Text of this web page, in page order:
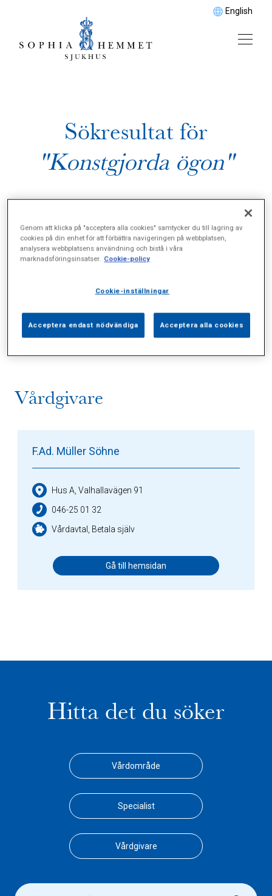
English
Sökresultat för
"Konstgjorda ögon"
Sidor (0) Press (0) Sophianytt (0)
Vårdgivare
F.Ad. Müller Söhne
Hus A, Valhallavägen 91
046-25 01 32
Vårdavtal, Betala själv
Gå till hemsidan
Hitta det du söker
Vårdområde
Specialist
Vårdgivare
Genom att klicka på "acceptera alla cookies" samtycker du till lagring av
cookies på din enhet för att förbättra navigeringen på webbplatsen,
analysera webbplatsens användning och bistå i våra
marknadsföringsinsatser. Cookie-policy
Cookie-inställningar
Acceptera endast nödvändiga Acceptera alla cookies